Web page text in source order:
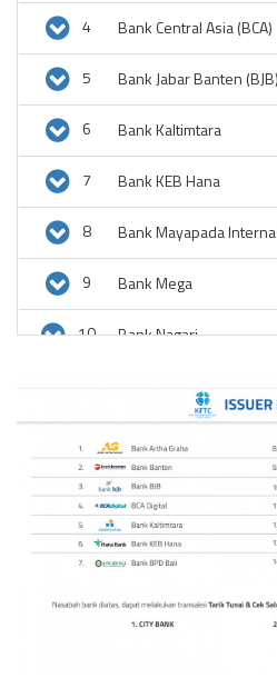
4 Bank Central Asia (BCA)
5 Bank Jabar Banten (BJB)
6 Bank Kaltimtara
7 Bank KEB Hana
8 Bank Mayapada
9 Bank Mega
10 Bank Nagari
Bank Negara Indonesia
13 Bank Sulselbar
14 Bank Tabungan Negara